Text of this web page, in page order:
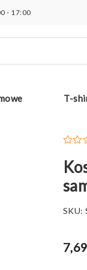
- 17:00
T-
SKU: